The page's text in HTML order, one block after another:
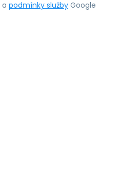
a podmínky služby Google